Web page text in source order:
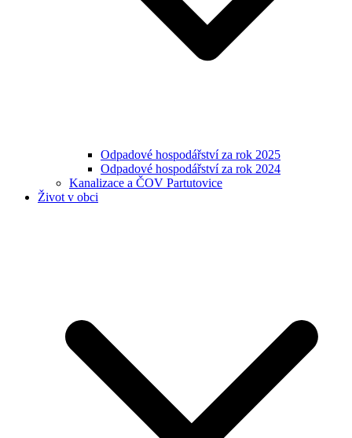
Odpadové hospodářství za rok 2025
Odpadové hospodářství za rok 2024
Kanalizace a ČOV Partutovice
Život v obci